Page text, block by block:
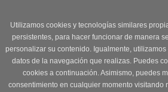
Utilizamos cookies y tecnologías similares
persistentes, para hacer funcionar de manera
personalizar su contenido. Igualmente,
datos de la navegación que realizas. Puedes
cookies a continuación. Asimismo, puedes
consentimiento en cualquier momento visitando
descuento en Sección OUTLET con